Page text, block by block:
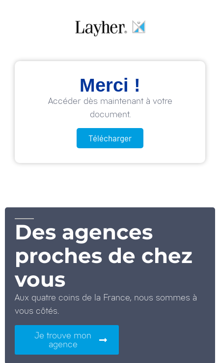
Merci !
Accéder dès maintenant à votre
document.
Télécharger
Des agences
proches de chez
vous
Aux quatre coins de la France, nous sommes à
vous côtés.
Je trouve mon
agence